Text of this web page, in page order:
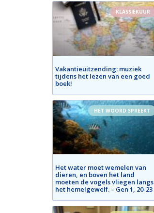
KLASSIEKUUR
Vakantieuitzending: muziek
tijdens het lezen van een goed
boek!
HET WOORD SPREEKT
Het water moet wemelen van
dieren, en boven het land
moeten de vogels vliegen langs
het hemelgewelf. – Gen 1, 20-23